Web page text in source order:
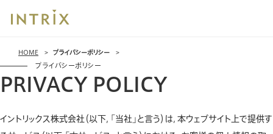
ブ
ク
ラ
HOME プライバシーポリシー
プライバシーポリシー
PRIVACY POLICY
イントリックス株式会社（以下，「当社」と言う）は，本ウェブサイト上で提供す